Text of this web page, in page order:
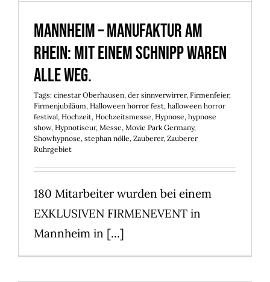
Mannheim – Manufaktur am
Rhein: Mit einem Schnipp waren
alle weg.
Tags: cinestar Oberhausen, der sinnverwirrer, Firmenfeier,
Firmenjubiläum, Halloween horror fest, halloween horror
festival, Hochzeit, Hochzeitsmesse, Hypnose, hypnose
show, Hypnotiseur, Messe, Movie Park Germany,
Showhypnose, stephan nölle, Zauberer, Zauberer
Ruhrgebiet
180 Mitarbeiter wurden bei einem
EXKLUSIVEN FIRMENEVENT in
Mannheim in [...]